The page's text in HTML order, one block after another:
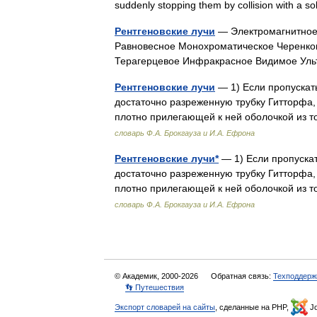
suddenly stopping them by collision with
Рентгеновские лучи —
Равновесное Монохроматическое
Терагерцевое Инфракрасное Видимое
Рентгеновские лучи — 1) Если
достаточно разреженную трубку
плотно прилегающей к ней оболочкой
словарь Ф.А. Брокгауза и И.А. Ефрона
Рентгеновские лучи*— 1) Если
достаточно разреженную трубку
плотно прилегающей к ней оболочкой
словарь Ф.А. Брокгауза и И.А. Ефрона
© Академик, 2000-2026 Обратная связь:
👣 Путешествия
Экспорт словарей на сайты , сделанные на PHP,